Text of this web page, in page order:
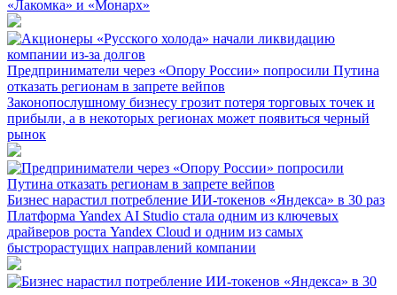
«Лакомка» и «Монарх»
Предприниматели через «Опору России» попросили Путина
отказать регионам в запрете вейпов
Законопослушному бизнесу грозит потеря торговых точек и
прибыли, а в некоторых регионах может появиться черный
рынок
Бизнес нарастил потребление ИИ-токенов «Яндекса» в 30 раз
Платформа Yandex AI Studio стала одним из ключевых
драйверов роста Yandex Cloud и одним из самых
быстрорастущих направлений компании